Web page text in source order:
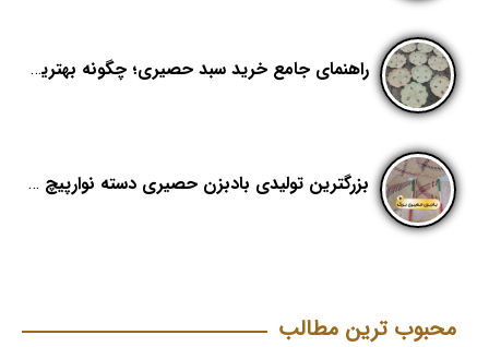
راهنمای جامع خرید سبد حصیری؛ چگونه بهترین کیفیت را در «هدیکا» تشخیص دهیم؟
بزرگترین تولیدی بادبزن حصیری دسته نوارپیچ در ایران با اسم برند هدیکا
محبوب ترین مطالب